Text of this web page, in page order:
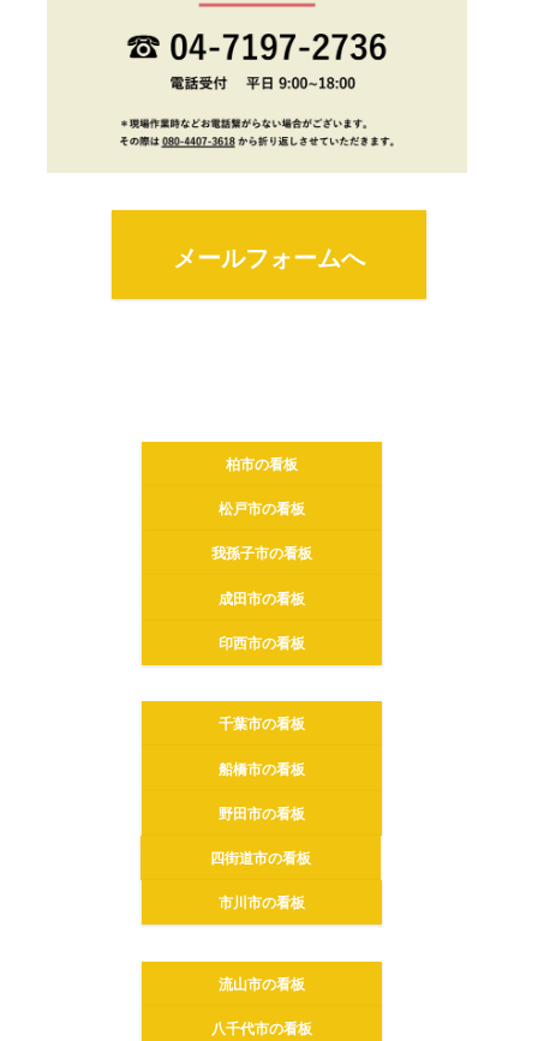
メールフォームへ
柏市の看板
松戸市の看板
我孫子市の看板
成田市の看板
印西市の看板
千葉市の看板
船橋市の看板
野田市の看板
四街道市の看板
市川市の看板
流山市の看板
八千代市の看板